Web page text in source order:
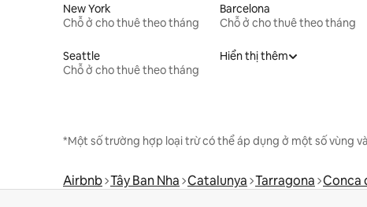
New York
Chỗ ở cho thuê theo tháng
Barcelona
Chỗ ở cho thuê theo tháng
Seattle
Chỗ ở cho thuê theo tháng
Hiển thị thêm
*Một số trường hợp loại trừ có thể áp dụng ở một số vùng
Airbnb Tây Ban Nha Catalunya Tarragona Conca